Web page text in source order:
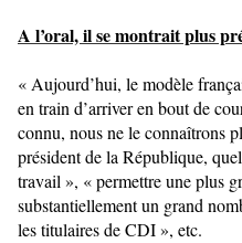
A l’oral, il se montrait plus
« Aujourd’hui, le modèle
en train d’arriver en bout de
connu, nous ne le connaîtrons
président de la République,
travail », « permettre une plus
substantiellement un grand
les titulaires de CDI », etc.